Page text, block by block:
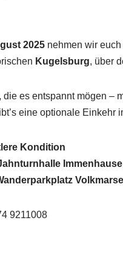
2025 nehmen wir
Kugelsburg, über
es entspannt mögen –
eine optionale Einkehr
Kondition
9211008